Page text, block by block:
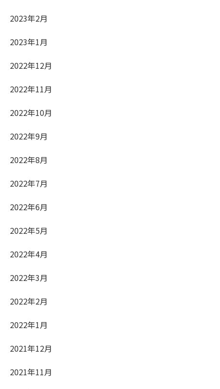
2023年2月
2023年1月
2022年12月
2022年11月
2022年10月
2022年9月
2022年8月
2022年7月
2022年6月
2022年5月
2022年4月
2022年3月
2022年2月
2022年1月
2021年12月
2021年11月